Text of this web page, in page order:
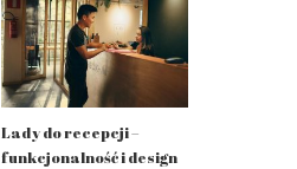
Lady do recepcji –
funkcjonalność i design